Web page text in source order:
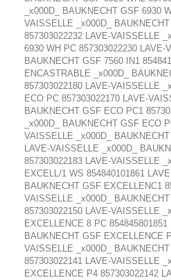
_x000D_ BAUKNECHT GSF 6930
VAISSELLE _x000D_
857303022232 LAVE-VAISSELLE
6930 WH PC 857303022230 LAVE-
BAUKNECHT GSF 7560 IN1
ENCASTRABLE _x000D_
857303022180 LAVE-VAISSELLE
ECO PC 857303022170 LAVE-
BAUKNECHT GSF ECO PC1
_x000D_ BAUKNECHT GSF ECO
VAISSELLE _x000D_
LAVE-VAISSELLE _x000D_
857303022183 LAVE-VAISSELLE
EXCELL/1 WS 854840101861
BAUKNECHT GSF EXCELLENC1
VAISSELLE _x000D_
857303022150 LAVE-VAISSELLE
EXCELLENCE 8 PC 854845801851
BAUKNECHT GSF EXCELLENCE
VAISSELLE _x000D_
857303022141 LAVE-VAISSELLE
EXCELLENCE P4 857303022142